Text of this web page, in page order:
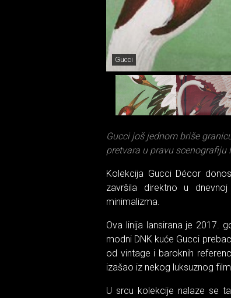
Gucci
Gucci još jednom briše
pretvara u pravu scenografiju
Kolekcija Gucci Décor
završila direktno u
minimalizma.
Ova linija lansirana je 2017.
modni DNK kuće Gucci
od vintage i baroknih
izašao iz nekog luksuznog
U srcu kolekcije nalaze se